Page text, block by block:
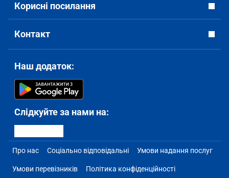
Корисні посилання
Контакт
Наш додаток:
Слідкуйте за нами на:
Про нас Соціально відповідальні Умови надання послуг
Умови перевізників Політика конфіденційності